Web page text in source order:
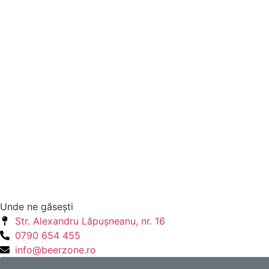
Unde ne găseşti
Str. Alexandru Lăpuşneanu, nr. 16
0790 654 455
info@beerzone.ro